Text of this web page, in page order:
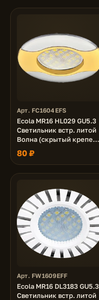
Арт. FC1604EFS
Ecola MR16 HL029 GU5.3
Светильник встр. литой
Волна (скрытый крепеж
лампы) Золото/Хром
22x82 (кd74)
80 ₽
Арт. FW1609EFF
Ecola MR16 DL3183 GU5.3
Светильник встр. литой